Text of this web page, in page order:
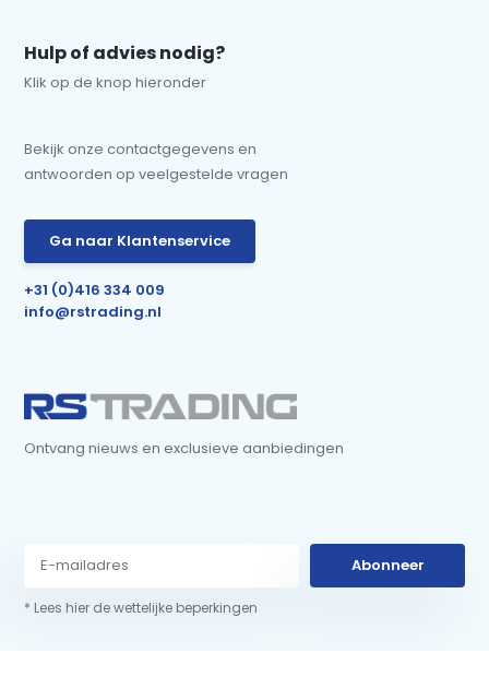
Hulp of advies nodig?
Klik op de knop hieronder
Bekijk onze contactgegevens en
antwoorden op veelgestelde vragen
Ga naar Klantenservice
+31 (0)416 334 009
info@rstrading.nl
Ontvang nieuws en exclusieve aanbiedingen
Abonneer
* Lees hier de wettelijke beperkingen